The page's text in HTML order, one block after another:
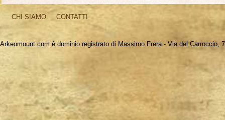
CHI SIAMO CONTATTI
Arkeomount.com è dominio registrato di Massimo Frera - Via del